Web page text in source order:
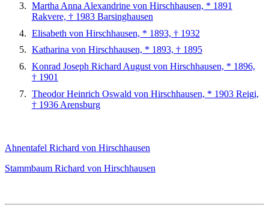
Martha Anna Alexandrine von Hirschhausen, * 1891
Rakvere, † 1983 Barsinghausen
Elisabeth von Hirschhausen, * 1893, † 1932
Katharina von Hirschhausen, * 1893, † 1895
Konrad Joseph Richard August von Hirschhausen, * 1896,
† 1901
Theodor Heinrich Oswald von Hirschhausen, * 1903 Reigi,
† 1936 Arensburg
Ahnentafel Richard von Hirschhausen
Stammbaum Richard von Hirschhausen